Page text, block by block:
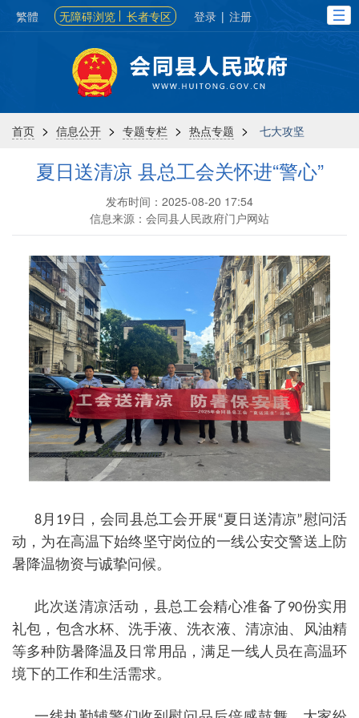
繁體 无障碍浏览 长者专区 登录 | 注册
首页 > 信息公开 > 专题专栏 > 热点专题 > 七大攻坚
夏日送清凉 县总工会关怀进“警心”
发布时间：2025-08-20 17:54
信息来源：会同县人民政府门户网站
8月 19 日，会同县总工会开展“夏日送清凉”慰问活
动，为在高温下始终坚守岗位的一线公安交警送上防
暑降温物资与诚挚问候。
此次送清凉活动，县总工会精心准备了90份实用
礼包，包含水杯、洗手液、洗衣液、清凉油、风油精
等多种防暑降温及日常用品，满足一线人员在高温环
境下的工作和生活需求。